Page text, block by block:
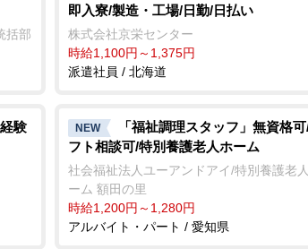
e
括部
即入寮/製造・工場/日勤/日払い
株式会社京栄センター
時給1,100円～1,375円
派遣社員 / 北海道
験
NEW
「福祉調理スタッフ」無資格
フト相談可/特別養護老人ホーム
社会福祉法人ユーアンドアイ/特別養護老
ーム 額田の里
時給1,200円～1,280円
アルバイト・パート / 愛知県